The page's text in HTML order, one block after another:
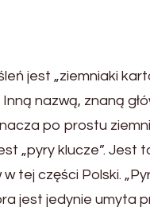
jest „ziemniaki
nazwą, znaną
po prostu
„pyry klucze”. Jest
tej części Polski.
jest jedynie umyta